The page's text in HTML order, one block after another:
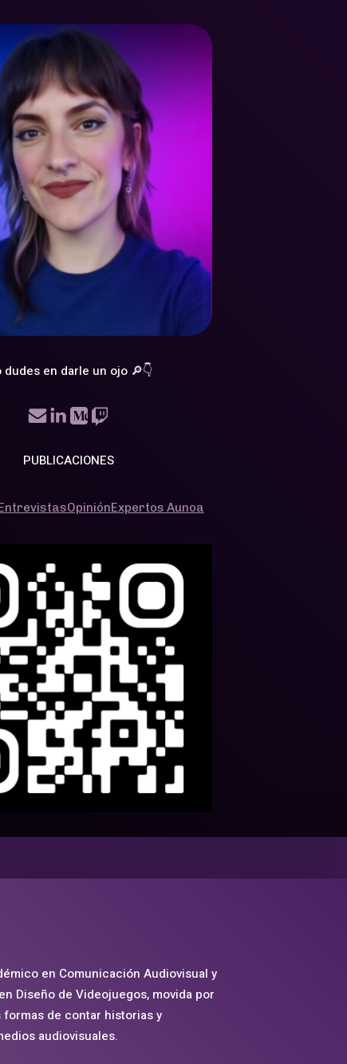
dudes en darle un ojo 🔎👇
PUBLICACIONES
OpiniónExpertos Aunoa
en Comunicación Audiovisual y
Diseño de Videojuegos, movida por
de contar historias y
audiovisuales.